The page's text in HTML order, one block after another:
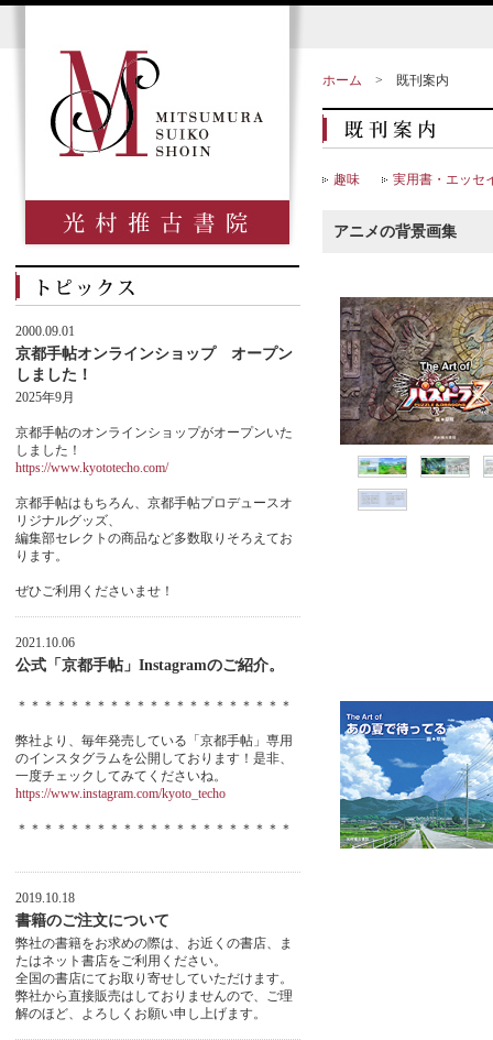
ホーム > 既刊案内
趣味 実用書・エッセ
アニメの背景画集
2000.09.01
京都手帖オンラインショップ オープン
しました！
2025年9月
京都手帖のオンラインショップがオープンいた
しました！
https://www.kyototecho.com/
京都手帖はもちろん、京都手帖プロデュースオ
リジナルグッズ、
編集部セレクトの商品など多数取りそろえてお
ります。
ぜひご利用くださいませ！
2021.10.06
公式「京都手帖」Instagramのご紹介。
＊＊＊＊＊＊＊＊＊＊＊＊＊＊＊＊＊＊＊＊＊
弊社より、毎年発売している「京都手帖」専用
のインスタグラムを公開しております！是非、
一度チェックしてみてくださいね。
https://www.instagram.com/kyoto_techo
＊＊＊＊＊＊＊＊＊＊＊＊＊＊＊＊＊＊＊＊＊
2019.10.18
書籍のご注文について
弊社の書籍をお求めの際は、お近くの書店、ま
たはネット書店をご利用ください。
全国の書店にてお取り寄せしていただけます。
弊社から直接販売はしておりませんので、ご理
解のほど、よろしくお願い申し上げます。